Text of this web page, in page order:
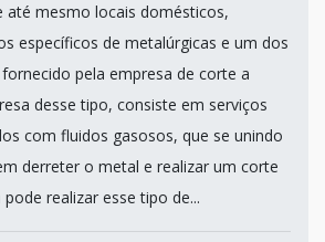
até mesmo locais domésticos,
específicos de metalúrgicas e um dos
pela empresa de corte a
desse tipo, consiste em serviços
com fluidos gasosos, que se unindo
derreter o metal e realizar um corte
realizar esse tipo de...